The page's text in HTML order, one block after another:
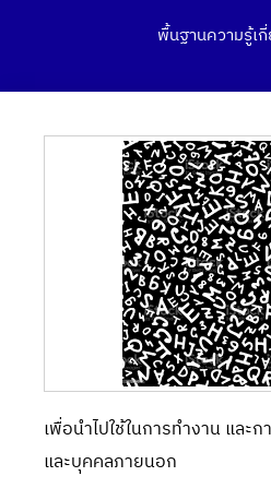
พื้นฐานความรู้เ
เพื่อนำไปใช้ในการทำงาน และ
และบุคคลภายนอก